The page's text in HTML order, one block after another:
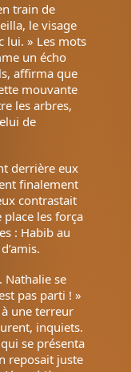
train de
le visage
lui. » Les mots
un écho
affirma que
mouvante
les arbres,
de
derrière eux
finalement
contrastait
place les força
: Habib au
Nathalie se
pas parti ! »
une terreur
inquiets.
se présenta
reposait juste